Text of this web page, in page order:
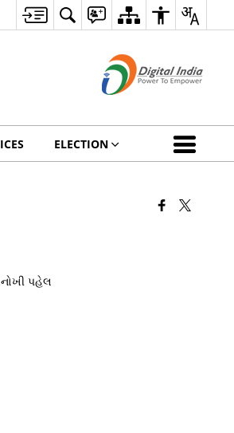
ELECTION